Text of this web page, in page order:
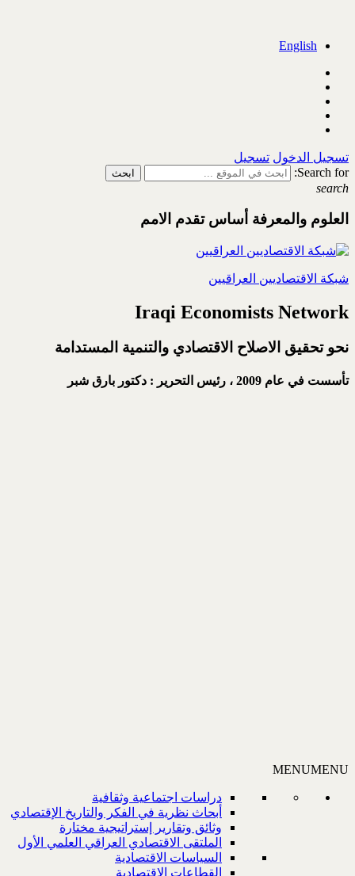
English
تسجيل الدخول تسجيل
Search for:
search
العلوم والمعرفة أساس تقدم الامم
شبكة الاقتصاديين العراقيين
Iraqi Economists Network
نحو تحقيق الاصلاح الاقتصادي والتنمية المستدامة
تأسست في عام 2009 ، رئيس التحرير : دكتور بارق شبر
MENUMENU
دراسات اجتماعية وثقافية
أبحاث نظرية في الفكر والتاريخ الإقتصادي
وثائق وتقارير إستراتيجية مختارة
الملتقى الاقتصادي العراقي العلمي الأول
السياسات الاقتصادية
القطاعات الاقتصادية